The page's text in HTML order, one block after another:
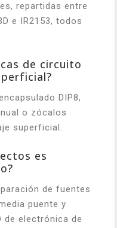
repartidas entre
e IR2153, todos
de circuito
DIP8,
o zócalos
superficial.
es
de fuentes
puente y
de electrónica de